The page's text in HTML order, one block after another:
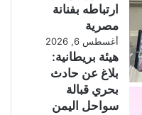
ارتباطه بفنانة
مصرية
أغسطس 6, 2026
هيئة بريطانية:
بلاغ عن حادث
بحري قبالة
سواحل اليمن